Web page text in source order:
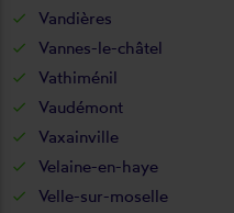
Vandières
Vannes-le-châtel
Vathiménil
Vaudémont
Vaxainville
Velaine-en-haye
Velle-sur-moselle